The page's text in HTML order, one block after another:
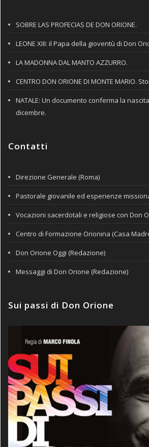
SOBRE LAS PROFECIAS DE DON ORIONE.
LEONE XIII: il Papa della gioventù di Don
LA MADONNA DAL MANTO AZZURRO.
CENTRO DON ORIONE DI MONTE MARIO.
NATALE: Un documento conferma la
dicembre.
Contatti
Direzione Generale (Roma)
Pastorale giovanile ed esperienze
Vocazioni sacerdotali e religiose con Don
Centro di Formazione Orionina (Casa
Don Orione Oggi (Redazione)
Messaggi di Don Orione (Redazione)
Sui passi di Don Orione